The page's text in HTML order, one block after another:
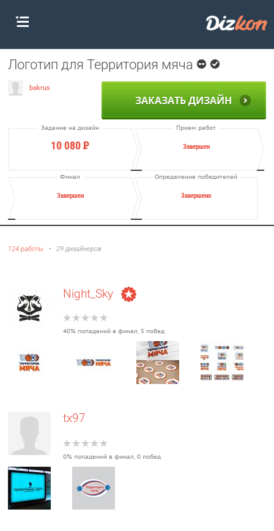
Логотип для Территория мяча
bakrus
ЗАКАЗАТЬ ДИЗАЙН
Задание на дизайн
10 080Р
Прием работ
Завершен
Финал
Завершен
Определение победителей
Завершено
124 работы •29 дизайнеров
Night_Sky
40% попадений в финал, 5 побед
tx97
0% попадений в финал, 0 побед